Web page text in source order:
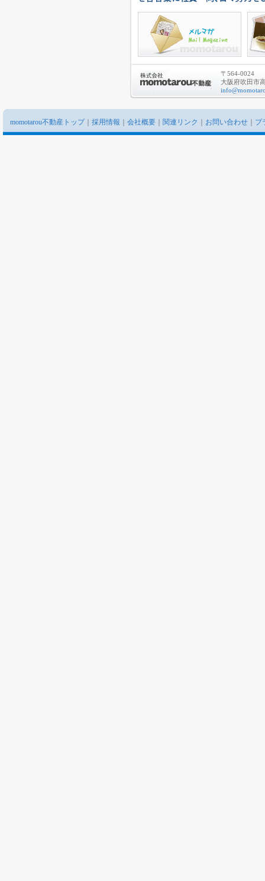
〒564-0024
大阪府吹田市
momotarou不動産トップ｜ 採用情報 ｜ 会社概要 ｜ 関連リンク ｜ お問い合わせ ｜ プ